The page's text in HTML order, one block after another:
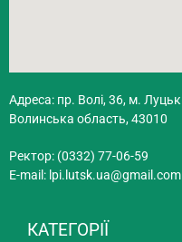
Адреса: пр. Волі, 36, м. Луцьк
Волинська область, 43010
Ректор: (0332) 77-06-59
E-mail: lpi.lutsk.ua@gmail.com
КАТЕГОРІЇ